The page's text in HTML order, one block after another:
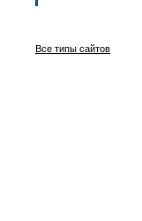
Все типы сайтов